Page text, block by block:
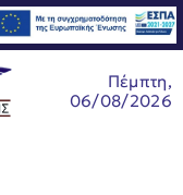
Πέμπτη,
06/08/2026